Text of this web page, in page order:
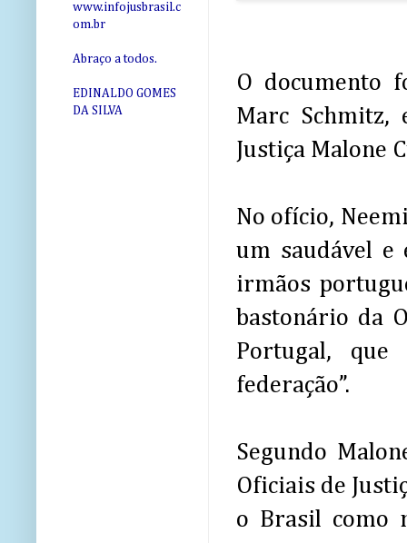
O documento
Marc
Justiça Malone
No ofício,
um saudável e
irmãos
bastonário da
Portugal,
federação”.
Segundo
Oficiais de
o Brasil como
www.infojusbrasil.c
om.br
Abraço a todos.
EDINALDO GOMES
DA SILVA